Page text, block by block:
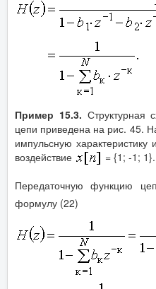
Пример 15.3. Структурная
цепи приведена на рис. 45.
импульсную
воздействие
= {1; -1; 1}.
Передаточную функцию
формулу (22)